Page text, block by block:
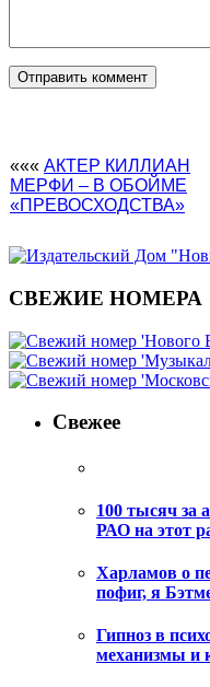
««« АКТЕР КИЛЛИАН
МЕРФИ – В ОБОЙМЕ
«ПРЕВОСХОДСТВА»
СВЕЖИЕ НОМЕРА
Свежее
100 тысяч за
РАО на этот
Харламов о
пофиг, я
Гипноз в
механизмы и